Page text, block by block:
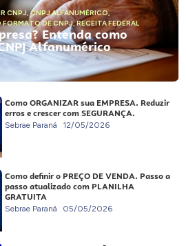
CNPJ,CNPJ ALFANUMÉRICO,
FORMATO DE CNPJ,RECEITA FEDERAL
Entenda como
Alfanumérico
Como ORGANIZAR sua EMPRESA. Reduzir
erros e crescer com SEGURANÇA.
Sebrae Paraná 12/05/2026
Como definir o PREÇO DE VENDA. Passo a
passo atualizado com PLANILHA
GRATUITA
Sebrae Paraná 05/05/2026